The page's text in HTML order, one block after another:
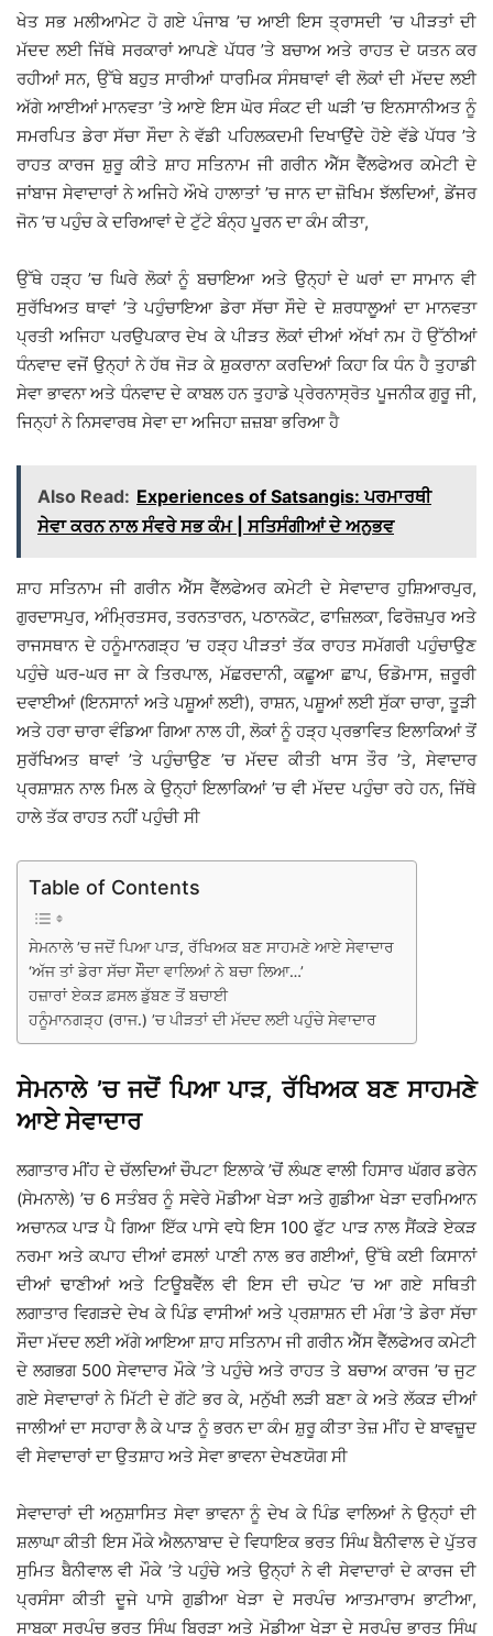
ਖੇਤ ਸਭ ਮਲੀਆਮੇਟ ਹੋ ਗਏ ਪੰਜਾਬ ’ਚ ਆਈ ਇਸ ਤ੍ਰਾਸਦੀ ’ਚ ਪੀੜਤਾਂ ਦੀ
ਮੱਦਦ ਲਈ ਜਿੱਥੇ ਸਰਕਾਰਾਂ ਆਪਣੇ ਪੱਧਰ ’ਤੇ ਬਚਾਅ ਅਤੇ ਰਾਹਤ ਦੇ ਯਤਨ ਕਰ
ਰਹੀਆਂ ਸਨ, ਉੱਥੇ ਬਹੁਤ ਸਾਰੀਆਂ ਧਾਰਮਿਕ ਸੰਸਥਾਵਾਂ ਵੀ ਲੋਕਾਂ ਦੀ ਮੱਦਦ ਲਈ
ਅੱਗੇ ਆਈਆਂ ਮਾਨਵਤਾ ’ਤੇ ਆਏ ਇਸ ਘੋਰ ਸੰਕਟ ਦੀ ਘੜੀ ’ਚ ਇਨਸਾਨੀਅਤ ਨੂੰ
ਸਮਰਪਿਤ ਡੇਰਾ ਸੱਚਾ ਸੌਦਾ ਨੇ ਵੱਡੀ ਪਹਿਲਕਦਮੀ ਦਿਖਾਉਂਦੇ ਹੋਏ ਵੱਡੇ ਪੱਧਰ ’ਤੇ
ਰਾਹਤ ਕਾਰਜ ਸ਼ੁਰੂ ਕੀਤੇ ਸ਼ਾਹ ਸਤਿਨਾਮ ਜੀ ਗਰੀਨ ਐੱਸ ਵੈੱਲਫੇਅਰ ਕਮੇਟੀ ਦੇ
ਜਾਂਬਾਜ ਸੇਵਾਦਾਰਾਂ ਨੇ ਅਜਿਹੇ ਔਖੇ ਹਾਲਾਤਾਂ ’ਚ ਜਾਨ ਦਾ ਜ਼ੋਖਿਮ ਝੱਲਦਿਆਂ, ਡੇਂਜਰ
ਜੋਨ ’ਚ ਪਹੁੰਚ ਕੇ ਦਰਿਆਵਾਂ ਦੇ ਟੁੱਟੇ ਬੰਨ੍ਹ ਪੂਰਨ ਦਾ ਕੰਮ ਕੀਤਾ,
ਉੱਥੇ ਹੜ੍ਹ ’ਚ ਘਿਰੇ ਲੋਕਾਂ ਨੂੰ ਬਚਾਇਆ ਅਤੇ ਉਨ੍ਹਾਂ ਦੇ ਘਰਾਂ ਦਾ ਸਾਮਾਨ ਵੀ
ਸੁਰੱਖਿਅਤ ਥਾਵਾਂ ’ਤੇ ਪਹੁੰਚਾਇਆ ਡੇਰਾ ਸੱਚਾ ਸੌਦੇ ਦੇ ਸ਼ਰਧਾਲੂਆਂ ਦਾ ਮਾਨਵਤਾ
ਪ੍ਰਤੀ ਅਜਿਹਾ ਪਰਉਪਕਾਰ ਦੇਖ ਕੇ ਪੀੜਤ ਲੋਕਾਂ ਦੀਆਂ ਅੱਖਾਂ ਨਮ ਹੋ ਉੱਠੀਆਂ
ਧੰਨਵਾਦ ਵਜੋਂ ਉਨ੍ਹਾਂ ਨੇ ਹੱਥ ਜੋੜ ਕੇ ਸ਼ੁਕਰਾਨਾ ਕਰਦਿਆਂ ਕਿਹਾ ਕਿ ਧੰਨ ਹੈ ਤੁਹਾਡੀ
ਸੇਵਾ ਭਾਵਨਾ ਅਤੇ ਧੰਨਵਾਦ ਦੇ ਕਾਬਲ ਹਨ ਤੁਹਾਡੇ ਪ੍ਰੇਰਨਾਸ੍ਰੋਤ ਪੂਜਨੀਕ ਗੁਰੂ ਜੀ,
ਜਿਨ੍ਹਾਂ ਨੇ ਨਿਸਵਾਰਥ ਸੇਵਾ ਦਾ ਅਜਿਹਾ ਜ਼ਜ਼ਬਾ ਭਰਿਆ ਹੈ
Also Read: Experiences of Satsangis: ਪਰਮਾਰਥੀ
ਸੇਵਾ ਕਰਨ ਨਾਲ ਸੰਵਰੇ ਸਭ ਕੰਮ | ਸਤਿਸੰਗੀਆਂ ਦੇ ਅਨੁਭਵ
ਸ਼ਾਹ ਸਤਿਨਾਮ ਜੀ ਗਰੀਨ ਐੱਸ ਵੈੱਲਫੇਅਰ ਕਮੇਟੀ ਦੇ ਸੇਵਾਦਾਰ ਹੁਸ਼ਿਆਰਪੁਰ,
ਗੁਰਦਾਸਪੁਰ, ਅੰਮ੍ਰਿਤਸਰ, ਤਰਨਤਾਰਨ, ਪਠਾਨਕੋਟ, ਫਾਜ਼ਿਲਕਾ, ਫਿਰੋਜ਼ਪੁਰ ਅਤੇ
ਰਾਜਸਥਾਨ ਦੇ ਹਨੂੰਮਾਨਗੜ੍ਹ ’ਚ ਹੜ੍ਹ ਪੀੜਤਾਂ ਤੱਕ ਰਾਹਤ ਸਮੱਗਰੀ ਪਹੁੰਚਾਉਣ
ਪਹੁੰਚੇ ਘਰ-ਘਰ ਜਾ ਕੇ ਤਿਰਪਾਲ, ਮੱਛਰਦਾਨੀ, ਕਛੂਆ ਛਾਪ, ਓਡੋਮਾਸ, ਜ਼ਰੂਰੀ
ਦਵਾਈਆਂ (ਇਨਸਾਨਾਂ ਅਤੇ ਪਸ਼ੂਆਂ ਲਈ), ਰਾਸ਼ਨ, ਪਸ਼ੂਆਂ ਲਈ ਸੁੱਕਾ ਚਾਰਾ, ਤੂੜੀ
ਅਤੇ ਹਰਾ ਚਾਰਾ ਵੰਡਿਆ ਗਿਆ ਨਾਲ ਹੀ, ਲੋਕਾਂ ਨੂੰ ਹੜ੍ਹ ਪ੍ਰਭਾਵਿਤ ਇਲਾਕਿਆਂ ਤੋਂ
ਸੁਰੱਖਿਅਤ ਥਾਵਾਂ ’ਤੇ ਪਹੁੰਚਾਉਣ ’ਚ ਮੱਦਦ ਕੀਤੀ ਖਾਸ ਤੌਰ ’ਤੇ, ਸੇਵਾਦਾਰ
ਪ੍ਰਸ਼ਾਸ਼ਨ ਨਾਲ ਮਿਲ ਕੇ ਉਨ੍ਹਾਂ ਇਲਾਕਿਆਂ ’ਚ ਵੀ ਮੱਦਦ ਪਹੁੰਚਾ ਰਹੇ ਹਨ, ਜਿੱਥੇ
ਹਾਲੇ ਤੱਕ ਰਾਹਤ ਨਹੀਂ ਪਹੁੰਚੀ ਸੀ
Table of Contents
ਸੇਮਨਾਲੇ ’ਚ ਜਦੋਂ ਪਿਆ ਪਾੜ, ਰੱਖਿਅਕ ਬਣ ਸਾਹਮਣੇ ਆਏ ਸੇਵਾਦਾਰ
‘ਅੱਜ ਤਾਂ ਡੇਰਾ ਸੱਚਾ ਸੌੌਦਾ ਵਾਲਿਆਂ ਨੇ ਬਚਾ ਲਿਆ…’
ਹਜ਼ਾਰਾਂ ਏਕੜ ਫ਼ਸਲ ਡੁੱਬਣ ਤੋਂ ਬਚਾਈ
ਹਨੂੰਮਾਨਗੜ੍ਹ (ਰਾਜ.) ’ਚ ਪੀੜਤਾਂ ਦੀ ਮੱਦਦ ਲਈ ਪਹੁੰਚੇ ਸੇਵਾਦਾਰ
ਸੇਮਨਾਲੇ ’ਚ ਜਦੋਂ ਪਿਆ ਪਾੜ, ਰੱਖਿਅਕ ਬਣ ਸਾਹਮਣੇ
ਆਏ ਸੇਵਾਦਾਰ
ਲਗਾਤਾਰ ਮੀਂਹ ਦੇ ਚੱਲਦਿਆਂ ਚੌਪਟਾ ਇਲਾਕੇ ’ਚੋਂ ਲੰਘਣ ਵਾਲੀ ਹਿਸਾਰ ਘੱਗਰ ਡਰੇਨ
(ਸੇਮਨਾਲੇ) ’ਚ 6 ਸਤੰਬਰ ਨੂੰ ਸਵੇਰੇ ਮੋਡੀਆ ਖੇੜਾ ਅਤੇ ਗੁਡੀਆ ਖੇੜਾ ਦਰਮਿਆਨ
ਅਚਾਨਕ ਪਾੜ ਪੈ ਗਿਆ ਇੱਕ ਪਾਸੇ ਵਧੇ ਇਸ 100 ਫੁੱਟ ਪਾੜ ਨਾਲ ਸੈਂਕੜੇ ਏਕੜ
ਨਰਮਾ ਅਤੇ ਕਪਾਹ ਦੀਆਂ ਫਸਲਾਂ ਪਾਣੀ ਨਾਲ ਭਰ ਗਈਆਂ, ਉੱਥੇ ਕਈ ਕਿਸਾਨਾਂ
ਦੀਆਂ ਢਾਣੀਆਂ ਅਤੇ ਟਿਊਬਵੈੱਲ ਵੀ ਇਸ ਦੀ ਚਪੇਟ ’ਚ ਆ ਗਏ ਸਥਿਤੀ
ਲਗਾਤਾਰ ਵਿਗੜਦੇ ਦੇਖ ਕੇ ਪਿੰਡ ਵਾਸੀਆਂ ਅਤੇ ਪ੍ਰਸ਼ਾਸ਼ਨ ਦੀ ਮੰਗ ’ਤੇ ਡੇਰਾ ਸੱਚਾ
ਸੌਦਾ ਮੱਦਦ ਲਈ ਅੱਗੇ ਆਇਆ ਸ਼ਾਹ ਸਤਿਨਾਮ ਜੀ ਗਰੀਨ ਐੱਸ ਵੈੱਲਫੇਅਰ ਕਮੇਟੀ
ਦੇ ਲਗਭਗ 500 ਸੇਵਾਦਾਰ ਮੌਕੇ ’ਤੇ ਪਹੁੰਚੇ ਅਤੇ ਰਾਹਤ ਤੇ ਬਚਾਅ ਕਾਰਜ ’ਚ ਜੁਟ
ਗਏ ਸੇਵਾਦਾਰਾਂ ਨੇ ਮਿੱਟੀ ਦੇ ਗੱਟੇ ਭਰ ਕੇ, ਮਨੁੱਖੀ ਲੜੀ ਬਣਾ ਕੇ ਅਤੇ ਲੱਕੜ ਦੀਆਂ
ਜਾਲੀਆਂ ਦਾ ਸਹਾਰਾ ਲੈ ਕੇ ਪਾੜ ਨੂੰ ਭਰਨ ਦਾ ਕੰਮ ਸ਼ੁਰੂ ਕੀਤਾ ਤੇਜ਼ ਮੀਂਹ ਦੇ ਬਾਵਜ਼ੂਦ
ਵੀ ਸੇਵਾਦਾਰਾਂ ਦਾ ਉਤਸ਼ਾਹ ਅਤੇ ਸੇਵਾ ਭਾਵਨਾ ਦੇਖਣਯੋਗ ਸੀ
ਸੇਵਾਦਾਰਾਂ ਦੀ ਅਨੁਸ਼ਾਸਿਤ ਸੇਵਾ ਭਾਵਨਾ ਨੂੰ ਦੇਖ ਕੇ ਪਿੰਡ ਵਾਲਿਆਂ ਨੇ ਉਨ੍ਹਾਂ ਦੀ
ਸ਼ਲਾਘਾ ਕੀਤੀ ਇਸ ਮੌਕੇ ਐਲਨਾਬਾਦ ਦੇ ਵਿਧਾਇਕ ਭਰਤ ਸਿੰਘ ਬੈਨੀਵਾਲ ਦੇ ਪੁੱਤਰ
ਸੁਮਿਤ ਬੈਨੀਵਾਲ ਵੀ ਮੌਕੇ ’ਤੇ ਪਹੁੰਚੇ ਅਤੇ ਉਨ੍ਹਾਂ ਨੇ ਵੀ ਸੇਵਾਦਾਰਾਂ ਦੇ ਕਾਰਜ ਦੀ
ਪ੍ਰਸੰਸਾ ਕੀਤੀ ਦੂਜੇ ਪਾਸੇ ਗੁਡੀਆ ਖੇੜਾ ਦੇ ਸਰਪੰਚ ਆਤਮਾਰਾਮ ਭਾਟੀਆ,
ਸਾਬਕਾ ਸਰਪੰਚ ਭਰਤ ਸਿੰਘ ਬਿਰੜਾ ਅਤੇ ਮੋਡੀਆ ਖੇੜਾ ਦੇ ਸਰਪੰਚ ਭਾਰਤ ਸਿੰਘ